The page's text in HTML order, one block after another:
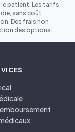
patient. Les tarifs
sans coût
Des frais non
des options.